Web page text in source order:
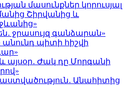
մասունքներ կորուսյալ
Շիրվանից և
ջրասույզ գանձարան»
անունդ պիտի հիշվի
այսօր․ Ժակ դը Մորգանի
Անահիտից